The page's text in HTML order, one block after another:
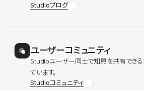
Studioブログ
ユーザーコミュニティ
Studioユーザー同士で知見を共有できる
ています。
Studioコミュニティ